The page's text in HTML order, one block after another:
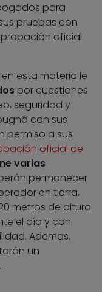
para
pruebas con
oficial
esta materia le
por cuestiones
seguridad y
con sus
permiso a sus
oficial de
varias
permanecer
en tierra,
metros de altura
el día y con
Ademas,
un